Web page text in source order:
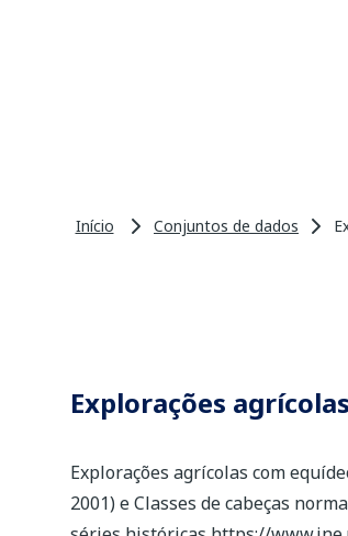
Início Conjuntos de dados
Explorações
Explorações agrícolas com
2001) e Classes de cabeças